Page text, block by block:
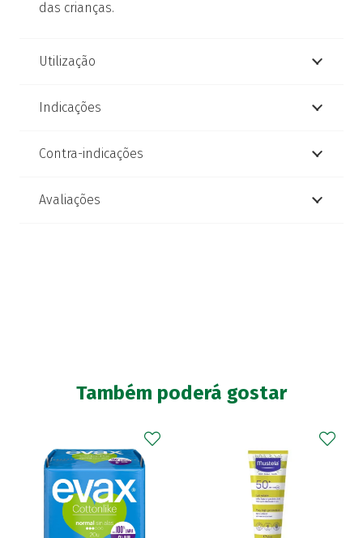
das crianças.
Utilização
Indicações
Contra-indicações
Avaliações
Também poderá gostar